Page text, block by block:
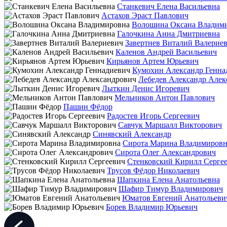
Станкевич Елена Васильевна
Астахов Эраст Павлович
Волошина Оксана
Галочкина Анна Дмитриевна
Завертнев Виталий
Каленов Андрей Васильевич
Кирьянов Артем Юрьевич
Кумохин Александр
Лебедев Александр
Лыткин Денис Игоревич
Мельников Антон Павлович
Пашин Фёдор
Радостев Игорь Сергеевич
Савчук Маршалл Викторович
Синявский Александр
Сирота Марина
Сирота Олег Александрович
Стенковский Кирилл
Трусов Фёдор Николаевич
Шапкина Елена Анатольевна
Шафир Тимур Владимирович
Юматов Евгений
Борев Владимир Юрьевич